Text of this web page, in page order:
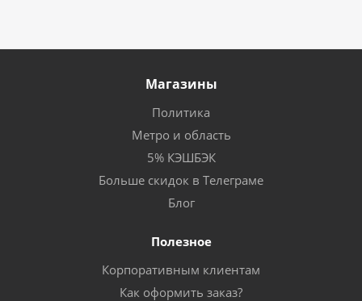
Магазины
Политика
Метро и область
5% КЭШБЭК
Больше скидок в Телеграме
Блог
Полезное
Корпоративным клиентам
Как оформить заказ?